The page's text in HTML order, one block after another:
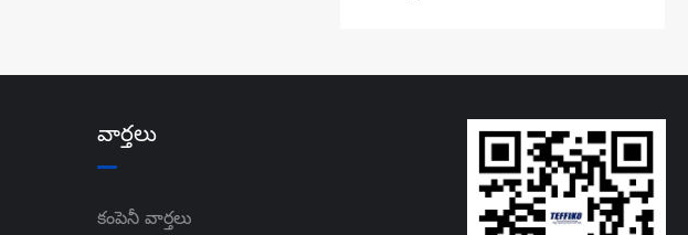
వార్తలు
కంపెనీ వార్తలు